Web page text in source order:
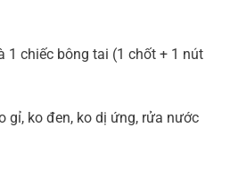
1 chiếc bông tai (1 chốt + 1 nút
gỉ, ko đen, ko dị ứng, rửa nước